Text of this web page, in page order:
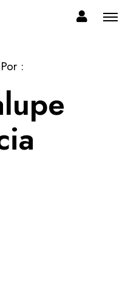
: